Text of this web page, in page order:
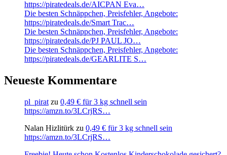
https://piratedeals.de/AICPAN Eva…
Die besten Schnäppchen, Preisfehler, Angebote:
https://piratedeals.de/Smart Trac…
Die besten Schnäppchen, Preisfehler, Angebote:
https://piratedeals.de/PJ PAUL JO…
Die besten Schnäppchen, Preisfehler, Angebote:
https://piratedeals.de/GEARLITE S…
Neueste Kommentare
pl_pirat zu 0,49 € für 3 kg schnell sein
https://amzn.to/3LCrjRS…
Nalan Hizlitürk zu 0,49 € für 3 kg schnell sein
https://amzn.to/3LCrjRS…